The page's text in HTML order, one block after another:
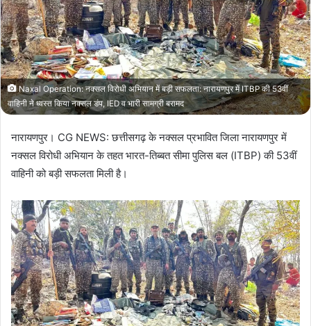
Naxal Operation: नक्सल विरोधी अभियान में बड़ी सफलता: नारायणपुर में ITBP की 53वीं
वाहिनी ने ध्वस्त किया नक्सल डंप, IED व भारी सामग्री बरामद
नारायणपुर। CG NEWS: छत्तीसगढ़ के नक्सल प्रभावित जिला नारायणपुर में
नक्सल विरोधी अभियान के तहत भारत-तिब्बत सीमा पुलिस बल (ITBP) की 53वीं
वाहिनी को बड़ी सफलता मिली है।